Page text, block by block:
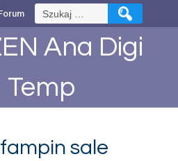
Szukaj:
Ana Digi
Temp
sale